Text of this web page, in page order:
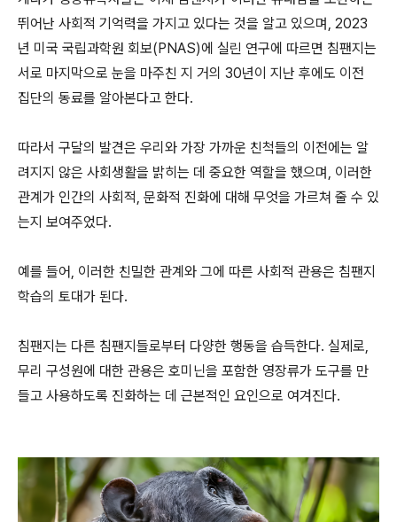
뛰어난 사회적 기억력을 가지고 있다는 것을 알고 있으며, 2023
년 미국 국립과학원 회보(PNAS)에 실린 연구에 따르면 침팬지는
서로 마지막으로 눈을 마주친 지 거의 30년이 지난 후에도 이전
집단의 동료를 알아본다고 한다.
따라서 구달의 발견은 우리와 가장 가까운 친척들의 이전에는 알
려지지 않은 사회생활을 밝히는 데 중요한 역할을 했으며, 이러한
관계가 인간의 사회적, 문화적 진화에 대해 무엇을 가르쳐 줄 수 있
는지 보여주었다.
예를 들어, 이러한 친밀한 관계와 그에 따른 사회적 관용은 침팬지
학습의 토대가 된다.
침팬지는 다른 침팬지들로부터 다양한 행동을 습득한다. 실제로,
무리 구성원에 대한 관용은 호미닌을 포함한 영장류가 도구를 만
들고 사용하도록 진화하는 데 근본적인 요인으로 여겨진다.